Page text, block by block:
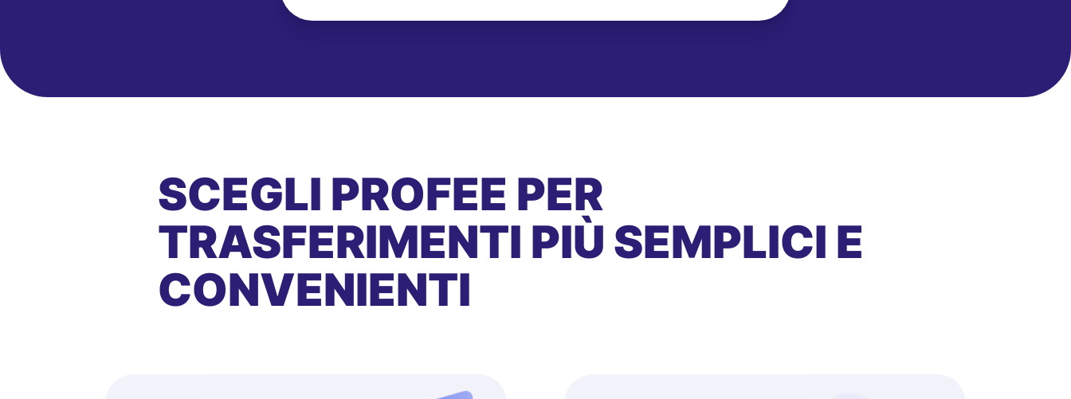
SCEGLI PROFEE PER
TRASFERIMENTI PIÙ SEMPLICI E
CONVENIENTI